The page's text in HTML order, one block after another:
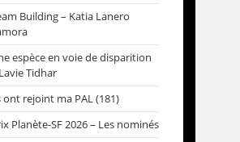
Building – Katia Lanero
espèce en voie de disparition
Tidhar
ont rejoint ma PAL (181)
Planète-SF 2026 – Les nominés